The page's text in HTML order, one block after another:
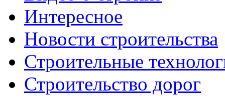
Интересное
Новости строительства
Строительные
Строительство дорог